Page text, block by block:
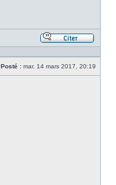
le
Posté : mar. 14 mars 2017, 20:19